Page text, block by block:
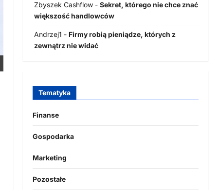
Zbyszek Cashflow- Sekret, którego nie chce znać
większość handlowców
Andrzej1 - Firmy robią pieniądze, których z
zewnątrz nie widać
Tematyka
Finanse
Gospodarka
Marketing
Pozostałe